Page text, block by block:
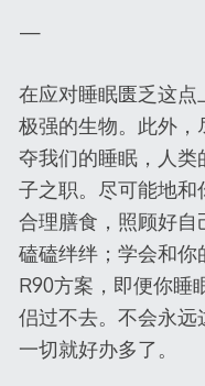
—
在应对睡眠匮乏这点
极强的生物。此外
夺我们的睡眠，人
子之职。尽可能地和
合理膳食，照顾好
磕磕绊绊；学会和
R90方案，即便你睡
侣过不去。不会永远
一切就好办多了。